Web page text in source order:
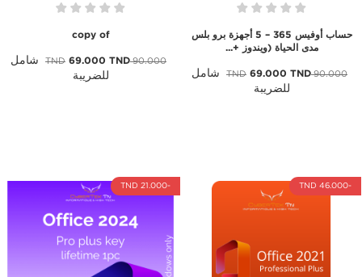
حساب أوفيس 365 – 5 أجهزة برو بلس
مدى الحياة (ويندوز +...
90.000 TND
69.000 TND
شامل
للضريبة
copy of
90.000 TND
69.000 TND
شامل
للضريبة
-46.000 TND
-21.000 TND